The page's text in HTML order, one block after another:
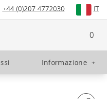
+44 (0)207 4772030 IT
0
Informazione +